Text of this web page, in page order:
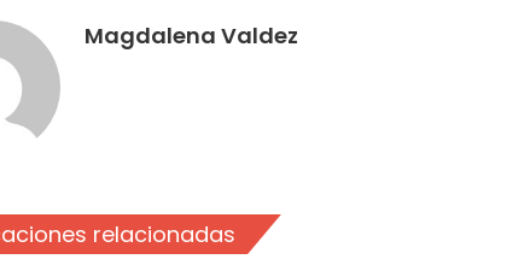
Magdalena Valdez
relacionadas